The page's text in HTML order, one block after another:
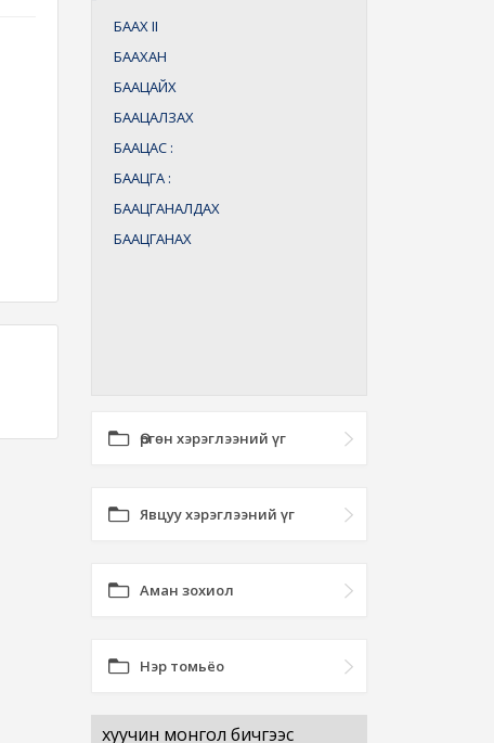
БААХII
БААХАН
БААЦАЙХ
БААЦАЛЗАХ
БААЦАС :
БААЦГА :
БААЦГАНАЛДАХ
БААЦГАНАХ
Өргөн хэрэглээний үг
Явцуу хэрэглээний үг
Аман зохиол
Нэр томьёо
хуучин монгол бичгээс